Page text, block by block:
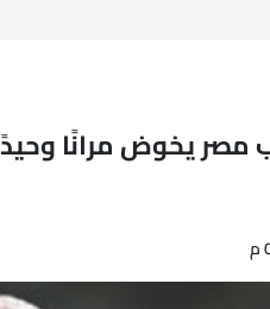
يخوض مرانًا